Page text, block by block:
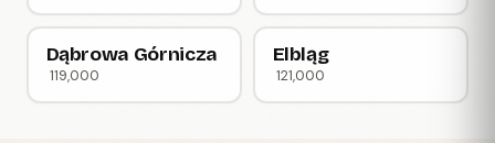
Dąbrowa Górnicza
119,000
Elbląg
121,000